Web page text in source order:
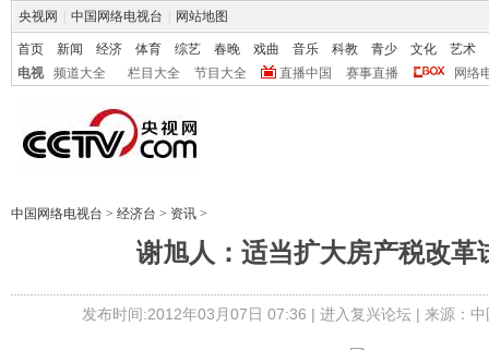
央视网 中国网络电视台 网站地图
首页 新闻 经济 体育 综艺 春晚 戏曲 音乐 科教 青少 文化
艺术
电视
频道大全 栏目大全 节目大全 直播中国 赛事直播 网络
中国网络电视台 > 经济台 > 资讯 >
谢旭人：适当扩大房产税改革
发布时间:2012年03月07日 07:36 | 进入复兴论坛| 来源：